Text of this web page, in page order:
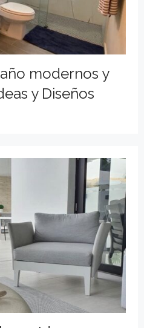
modernos y
y Diseños